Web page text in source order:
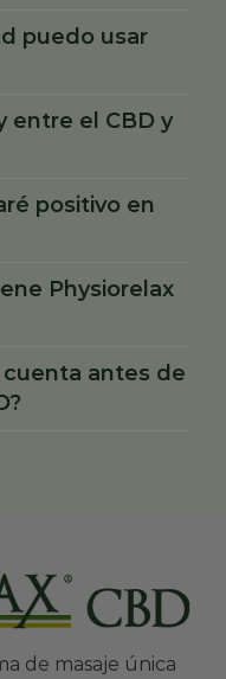
puedo usar
entre el CBD y
positivo en
Physiorelax
antes de
de masaje única